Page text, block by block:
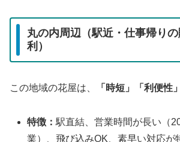
丸の内周辺（駅近・仕事帰り
利）
この地域の花屋は、 「時短」「利便性
特徴：駅直結、営業時間が長い（
業）、飛び込みOK、素早い対応が